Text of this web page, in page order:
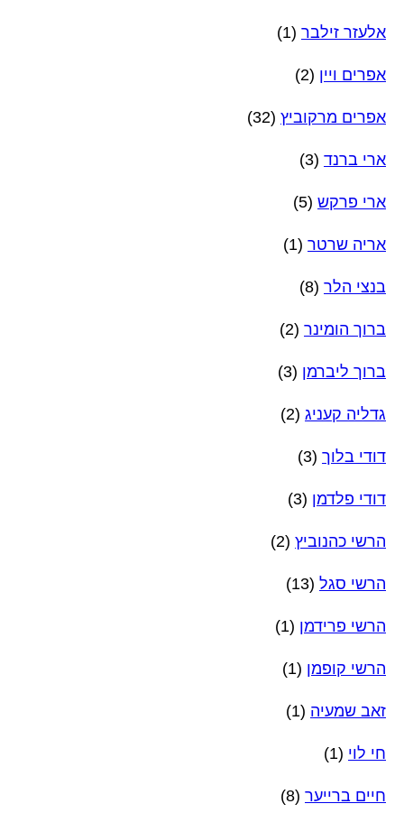
אלעזר זילבר (1)
אפרים ויין (2)
אפרים מרקוביץ (32)
ארי ברנד (3)
ארי פרקש (5)
אריה שרטר (1)
בנצי הלר (8)
ברוך הומינר (2)
ברוך ליברמן (3)
גדליה קעניג (2)
דודי בלוך (3)
דודי פלדמן (3)
הרשי כהנוביץ (2)
הרשי סגל (13)
הרשי פרידמן (1)
הרשי קופמן (1)
זאב שמעיה (1)
חי לוי (1)
חיים ברייער (8)